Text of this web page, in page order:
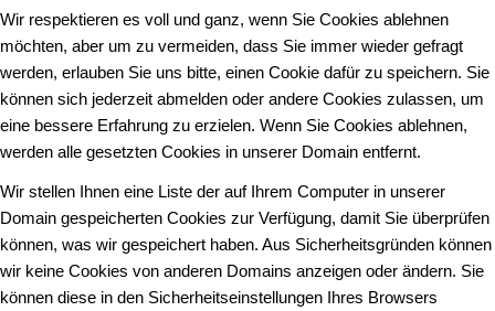
Wir respektieren es voll und ganz, wenn Sie Cookies ablehnen
möchten, aber um zu vermeiden, dass Sie immer wieder gefragt
werden, erlauben Sie uns bitte, einen Cookie dafür zu speichern. Sie
können sich jederzeit abmelden oder andere Cookies zulassen, um
eine bessere Erfahrung zu erzielen. Wenn Sie Cookies ablehnen,
werden alle gesetzten Cookies in unserer Domain entfernt.
Wir stellen Ihnen eine Liste der auf Ihrem Computer in unserer
Domain gespeicherten Cookies zur Verfügung, damit Sie überprüfen
können, was wir gespeichert haben. Aus Sicherheitsgründen können
wir keine Cookies von anderen Domains anzeigen oder ändern. Sie
können diese in den Sicherheitseinstellungen Ihres Browsers